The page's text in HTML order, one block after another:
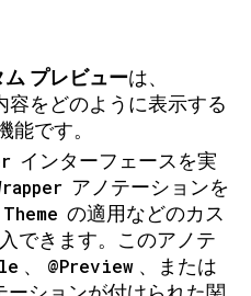
プレビューは、
をどのように表示する
です。
インターフェースを実
アノテーションを
Theme の適用などのカス
できます。このアノテ
、 @Preview 、または